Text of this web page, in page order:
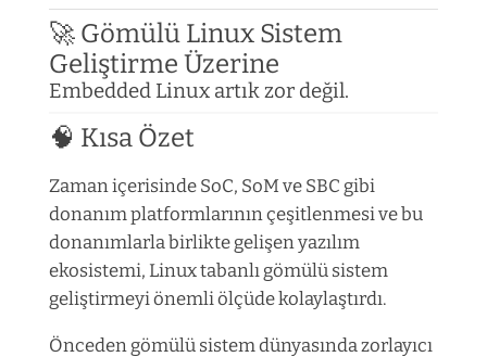
🚀 Gömülü Linux Sistem
Geliştirme Üzerine
Embedded Linux artık zor değil.
🧠 Kısa Özet
Zaman içerisinde SoC, SoM ve SBC gibi
donanım platformlarının çeşitlenmesi ve bu
donanımlarla birlikte gelişen yazılım
ekosistemi, Linux tabanlı gömülü sistem
geliştirmeyi önemli ölçüde kolaylaştırdı.
Önceden gömülü sistem dünyasında zorlayıcı